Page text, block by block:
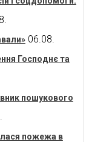
06.08.
Господнє та
пошукового
пожежа в